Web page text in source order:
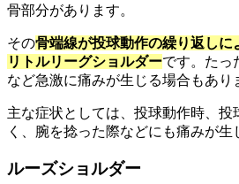
骨部分があります。
その骨端線が投球動作の繰り返しに
リトルリーグショルダーです。たっ
など急激に痛みが生じる場合もあり
主な症状としては、投球動作時、投
く、腕を捻った際などにも痛みが生
ルーズショルダー